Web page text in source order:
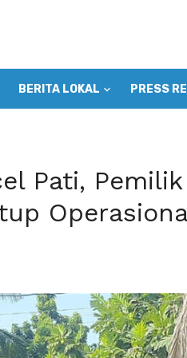
BERITA LOKAL PRESS
Pati,